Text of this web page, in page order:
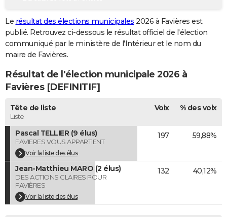
GUIDES D'ACHAT
BONS PLANS
CARTE DE VOEUX
Carte de Noël
Carte Bonne année
Carte Saint-Valentin
Carte Pâques
Carte d'anniversaire
DICTIONNAIRE
Dictionnaire
Biographies
Citations
Expressions
Proverbes
PROGRAMME TV
COPAINS D'AVANT
S'inscrire
Se connecter
Lycées
Collèges
Primaires
Universités
Entreprises
Service militaire
Avis de recherche
AVIS DE DÉCÈS
FORUM
Bricolage
Lifestyle
Culture
Sport
Auto
Television
Voyage
Cinema
Le résultat des élections municipales 2026 à Favières est
publié. Retrouvez ci-dessous le résultat officiel de l'élection
communiqué par le ministère de l'Intérieur et le nom du
maire de Favières.
Résultat de l'élection municipale 2026 à
Favières [DEFINITIF]
Tête de liste
Liste
Voix % des voix
Pascal TELLIER (9 élus)
FAVIERES VOUS APPARTIENT
Voir la liste des élus
197 59,88%
Jean-Matthieu MARO (2 élus)
DES ACTIONS CLAIRES POUR
FAVIÈRES
Voir la liste des élus
132 40,12%